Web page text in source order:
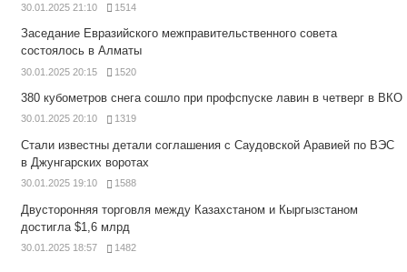
30.01.2025 21:10 1514
Заседание Евразийского межправительственного совета
состоялось в Алматы
30.01.2025 20:15 1520
380 кубометров снега сошло при профспуске лавин в четверг в ВКО
30.01.2025 20:10 1319
Стали известны детали соглашения с Саудовской Аравией по ВЭС
в Джунгарских воротах
30.01.2025 19:10 1588
Двусторонняя торговля между Казахстаном и Кыргызстаном
достигла $1,6 млрд
30.01.2025 18:57 1482